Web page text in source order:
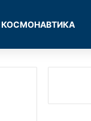
КОСМОНАВТИКА